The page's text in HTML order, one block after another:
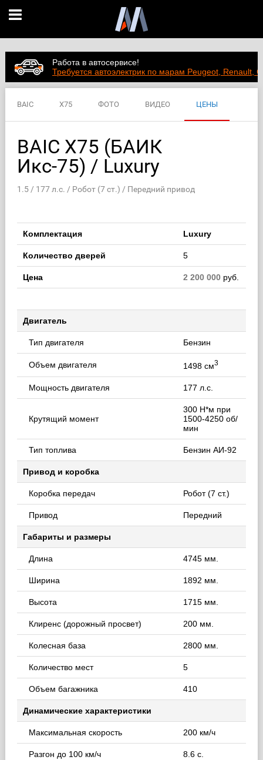
Работа в автосервисе!
Требуется автоэлектрик по марам Peugeot, Renault,
BAIC X75 ФОТО ВИДЕО ЦЕНЫ
BAIC X75 (БАИК
Икс-75) / Luxury
1.5 / 177 л.с. / Робот (7 ст.) / Передний привод
Комплектация Luxury
Количество дверей 5
Цена 2 200 000руб.
Двигатель
Тип двигателя Бензин
Объем двигателя 1498 см3
Мощность двигателя 177 л.с.
Крутящий момент
300 Н*м при
1500-4250 об/
мин
Тип топлива Бензин АИ-92
Привод и коробка
Коробка передач Робот (7 ст.)
Привод Передний
Габариты и размеры
Длина 4745 мм.
Ширина 1892 мм.
Высота 1715 мм.
Клиренс (дорожный просвет) 200 мм.
Колесная база 2800 мм.
Количество мест 5
Объем багажника 410
Динамические характеристики
Максимальная скорость 200 км/ч
Разгон до 100 км/ч 8.6 с.